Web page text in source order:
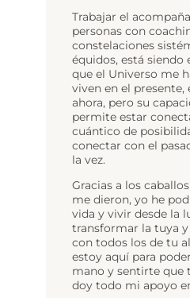
Trabajar el
personas con
constelaciones
équidos, está siendo
que el Universo me
viven en el presente,
ahora, pero su
permite estar
cuántico de
conectar con el
la vez.
Gracias a los
me dieron, yo he
vida y vivir desde la
transformar la tuya
con todos los de tu
estoy aquí para
mano y sentirte que
doy todo mi apoyo